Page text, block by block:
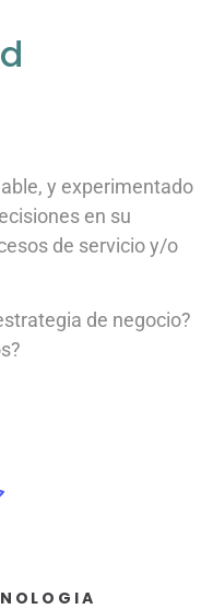
y experimentado
en su
de servicio y/o
de negocio?